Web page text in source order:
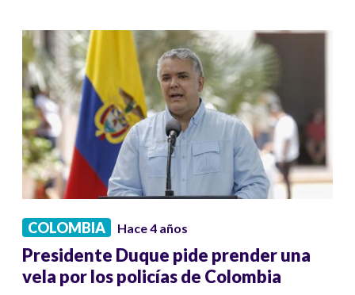
COLOMBIA Hace 4 años
Presidente Duque pide prender una
vela por los policías de Colombia